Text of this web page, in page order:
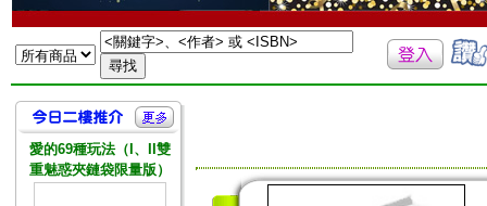
愛的69種玩法（I、II雙
重魅惑夾鏈袋限量版）